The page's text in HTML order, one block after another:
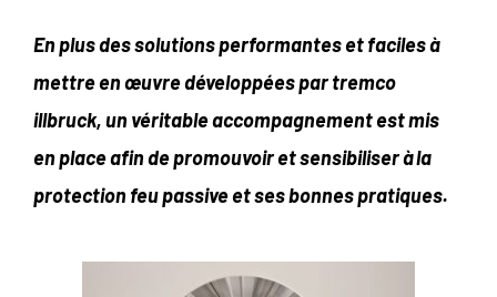
En plus des solutions performantes et faciles à
mettre en œuvre développées par tremco
illbruck, un véritable accompagnement est mis
en place afin de promouvoir et sensibiliser à la
protection feu passive et ses bonnes pratiques.